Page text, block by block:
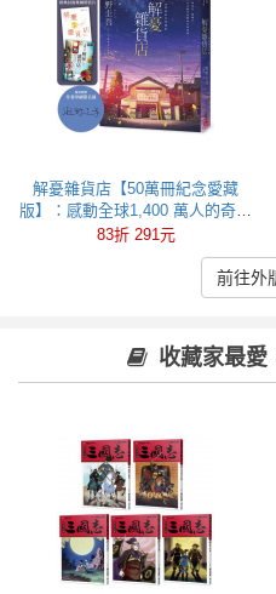
解憂雜貨店【50萬冊紀念愛藏
版】：感動全球1,400 萬人的奇蹟
之書，東野圭吾最令人感動落淚
83折 291元
前往外
收藏家最愛